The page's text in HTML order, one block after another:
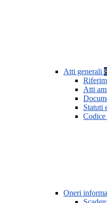
Atti generali
Atti
Statuti
Codice
Oneri